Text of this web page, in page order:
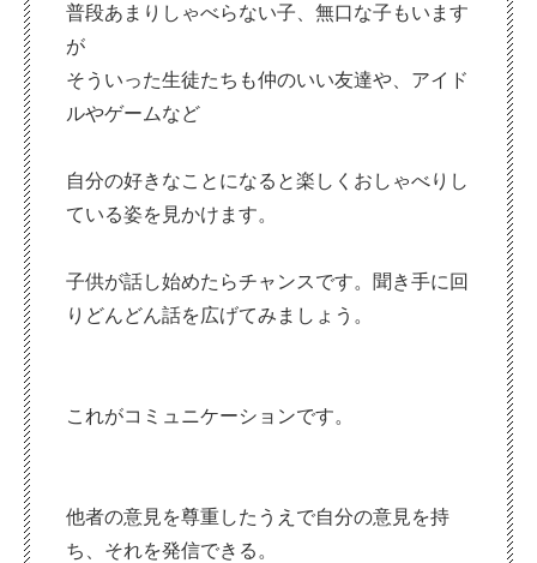
普段あまりしゃべらない子、無口な子もいます
が
そういった生徒たちも仲のいい友達や、アイド
ルやゲームなど
自分の好きなことになると楽しくおしゃべりし
ている姿を見かけます。
子供が話し始めたらチャンスです。聞き手に回
りどんどん話を広げてみましょう。
これがコミュニケーションです。
他者の意見を尊重したうえで自分の意見を持
ち、それを発信できる。